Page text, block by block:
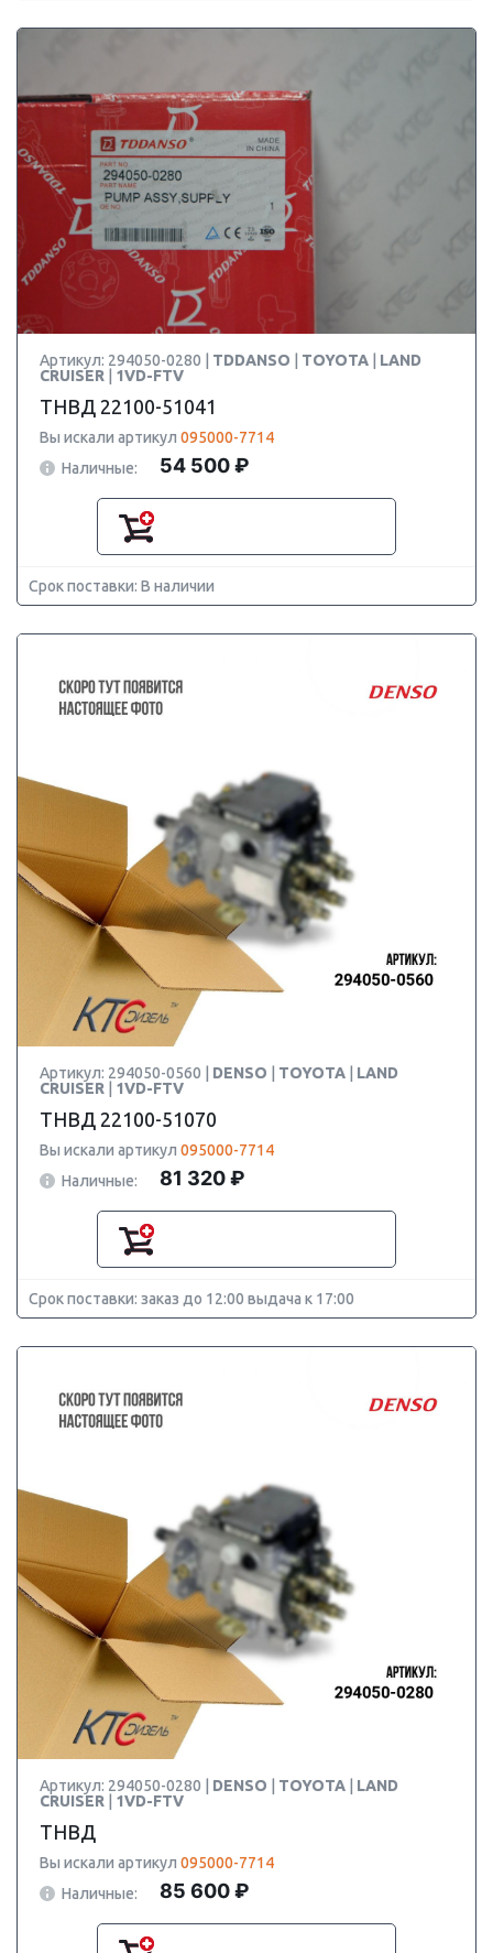
Артикул: 294050-0280 | TDDANSO TOYOTA
LAND
CRUISER
1VD-FTV
ТНВД 22100-51041
Вы искали артикул 095000-7714
Наличные:
54 500 ₽
Срок поставки: В наличии
Артикул: 294050-0560 | DENSO TOYOTA
LAND
CRUISER
1VD-FTV
ТНВД 22100-51070
Вы искали артикул 095000-7714
Наличные:
81 320 ₽
Срок поставки: заказ до 12:00 выдача к 17:00
Артикул: 294050-0280 | DENSO TOYOTA
LAND
CRUISER
1VD-FTV
ТНВД
Вы искали артикул 095000-7714
Наличные:
85 600 ₽